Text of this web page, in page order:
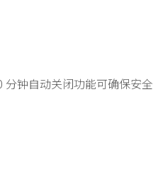
钟自动关闭功能可确保安全